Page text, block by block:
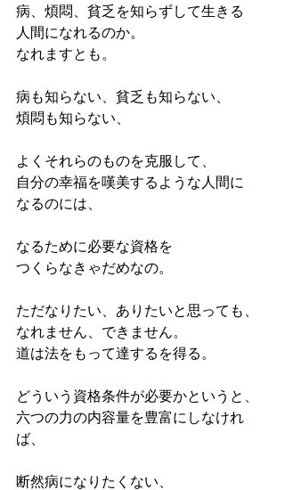
病、煩悶、貧乏を知らずして生きる
人間になれるのか。
なれますとも。
病も知らない、貧乏も知らない、
煩悶も知らない、
よくそれらのものを克服して、
自分の幸福を嘆美するような人間に
なるのには、
なるために必要な資格を
つくらなきゃだめなの。
ただなりたい、ありたいと思っても、
なれません、できません。
道は法をもって達するを得る。
どういう資格条件が必要かというと、
六つの力の内容量を豊富にしなけれ
ば、
断然病になりたくない、